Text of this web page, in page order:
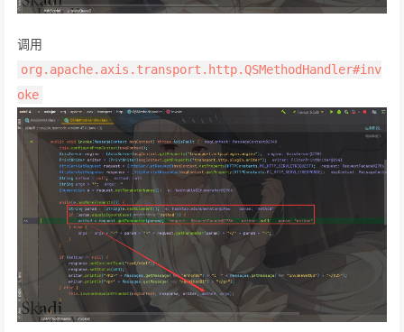
调用
org.apache.axis.transport.http.QSMethodHandler#inv
oke